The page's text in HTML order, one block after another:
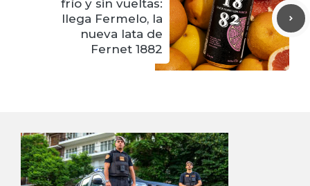
frío y sin vueltas:
llega Fermelo, la
nueva lata de
Fernet 1882